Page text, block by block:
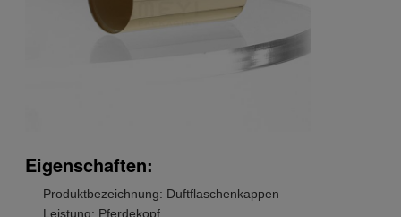
Eigenschaften:
Produktbezeichnung: Duftflaschenkappen
Leistung: Pferdekopf